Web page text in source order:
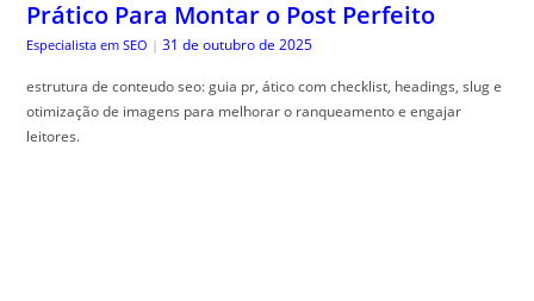
Prático Para Montar o Post Perfeito
Especialista em SEO | 31 de outubro de 2025
estrutura de conteudo seo: guia pr, ático com checklist, headings, slug e
otimização de imagens para melhorar o ranqueamento e engajar
leitores.